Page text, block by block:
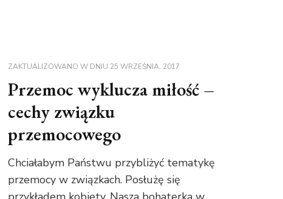
ZAKTUALIZOWANO W DNIU 25 WRZEŚNIA, 2017
Przemoc wyklucza miłość –
cechy związku
przemocowego
Chciałabym Państwu przybliżyć tematykę
przemocy w związkach. Posłużę się